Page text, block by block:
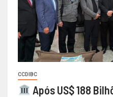
CCDIBC
Após US$ 188